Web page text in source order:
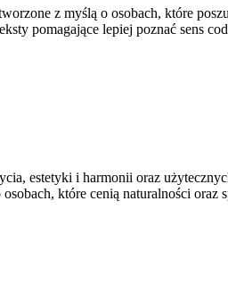
z myślą o osobach, które
pomagające lepiej poznać sens
estetyki i harmonii oraz
które cenią naturalności